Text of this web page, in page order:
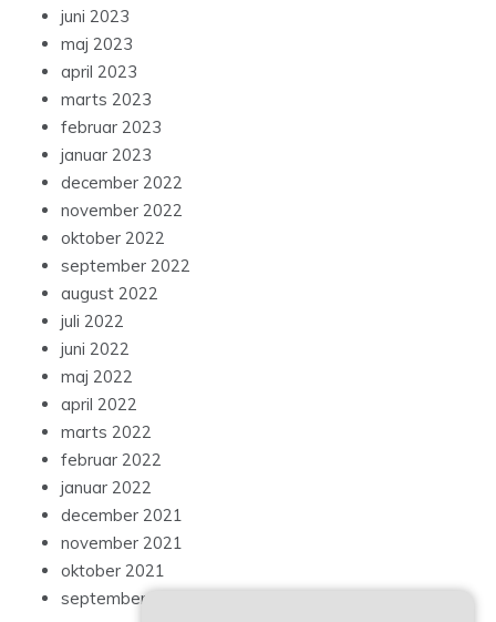
juni 2023
maj 2023
april 2023
marts 2023
februar 2023
januar 2023
december 2022
november 2022
oktober 2022
september 2022
august 2022
juli 2022
juni 2022
maj 2022
april 2022
marts 2022
februar 2022
januar 2022
december 2021
november 2021
oktober 2021
september 2021